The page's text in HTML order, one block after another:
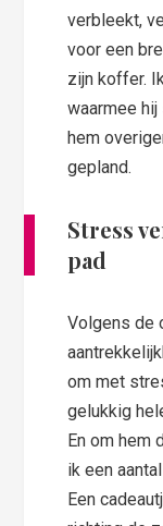
verbleekt,
voor een
zijn koffer.
waarmee
hem
gepland.
Stress
pad
Volgens de
om met
gelukkig
En om hem
ik een
Een